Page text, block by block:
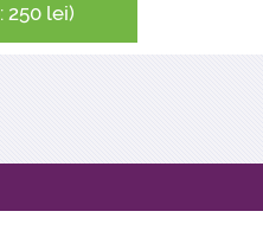
250 lei)